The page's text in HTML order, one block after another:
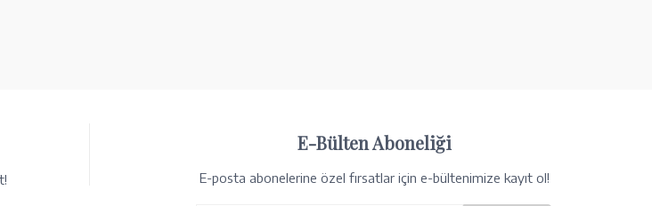
E-Bülten Aboneliği
E-posta abonelerine özel fırsatlar için e-bültenimize kayıt ol!